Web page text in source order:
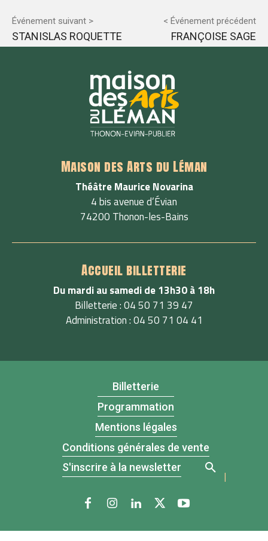
Événement suivant >
STANISLAS ROQUETTE
< Événement précédent
FRANÇOISE SAGE
Maison des Arts du Léman
Théâtre Maurice Novarina
4 bis avenue d’Évian
74200 Thonon-les-Bains
Accueil billetterie
Du mardi au samedi de 13h30 à 18h
Billetterie : 04 50 71 39 47
Administration : 04 50 71 04 41
Billetterie
Programmation
Mentions légales
Conditions générales de vente
S'inscrire à la newsletter
|